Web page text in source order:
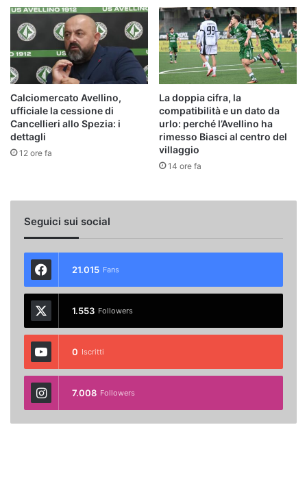
Calciomercato Avellino,
ufficiale la cessione di
Cancellieri allo Spezia: i
dettagli
12 ore fa
La doppia cifra, la
compatibilità e un dato da
urlo: perché l’Avellino ha
rimesso Biasci al centro del
villaggio
14 ore fa
Seguici sui social
21.015 Fans
1.553 Followers
0 Iscritti
7.008 Followers